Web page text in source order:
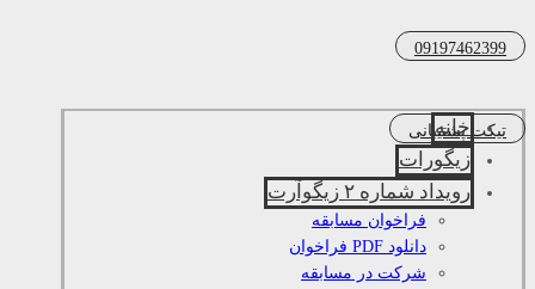
09197462399
تیکت پشتیبانی
خانه
زیگورات
رویداد شماره ۲ زیگوآرت
فراخوان مسابقه
دانلود PDF فراخوان
شرکت در مسابقه